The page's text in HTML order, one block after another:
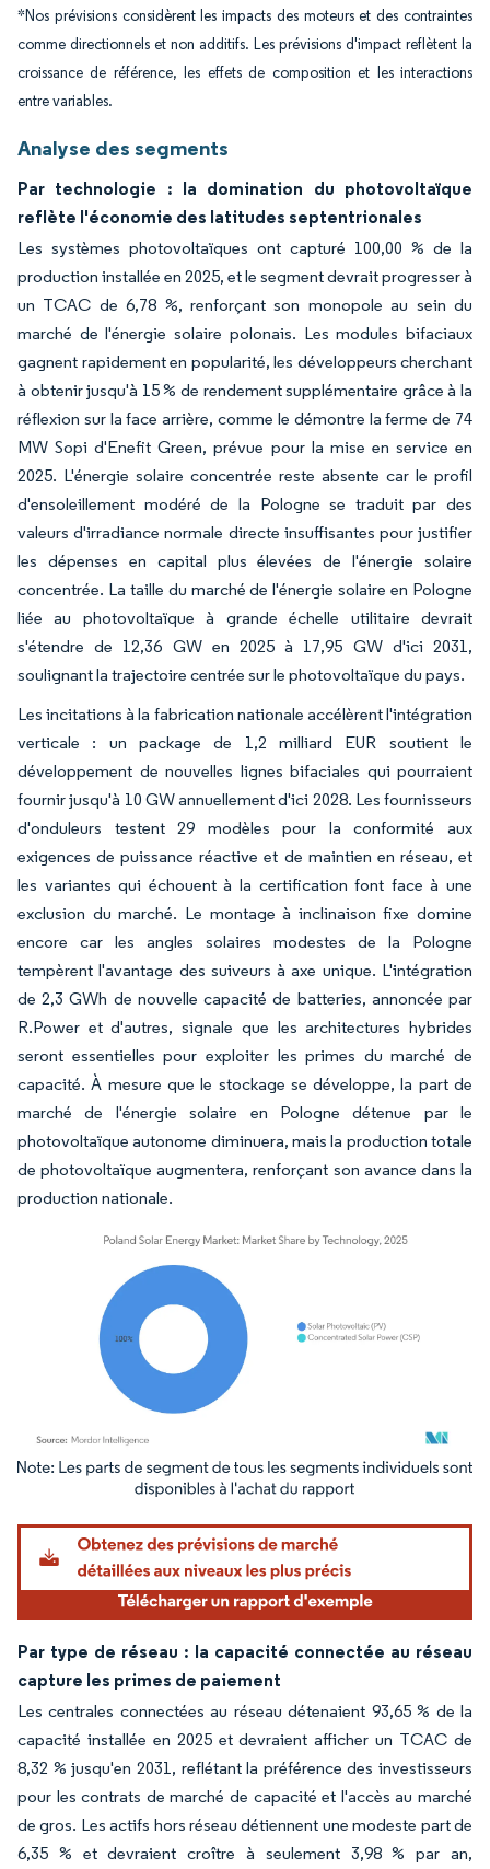
*Nos prévisions considèrent les impacts des moteurs et des contraintes
comme directionnels et non additifs. Les prévisions d'impact reflètent la
croissance de référence, les effets de composition et les interactions
entre variables.
Analyse des segments
Par technologie : la domination du photovoltaïque
reflète l'économie des latitudes septentrionales
Les systèmes photovoltaïques ont capturé 100,00 % de la
production installée en 2025, et le segment devrait progresser à
un TCAC de 6,78 %, renforçant son monopole au sein du
marché de l'énergie solaire polonais. Les modules bifaciaux
gagnent rapidement en popularité, les développeurs cherchant
à obtenir jusqu'à 15 % de rendement supplémentaire grâce à la
réflexion sur la face arrière, comme le démontre la ferme de 74
MW Sopi d'Enefit Green, prévue pour la mise en service en
2025. L'énergie solaire concentrée reste absente car le profil
d'ensoleillement modéré de la Pologne se traduit par des
valeurs d'irradiance normale directe insuffisantes pour justifier
les dépenses en capital plus élevées de l'énergie solaire
concentrée. La taille du marché de l'énergie solaire en Pologne
liée au photovoltaïque à grande échelle utilitaire devrait
s'étendre de 12,36 GW en 2025 à 17,95 GW d'ici 2031,
soulignant la trajectoire centrée sur le photovoltaïque du pays.
Les incitations à la fabrication nationale accélèrent l'intégration
verticale : un package de 1,2 milliard EUR soutient le
développement de nouvelles lignes bifaciales qui pourraient
fournir jusqu'à 10 GW annuellement d'ici 2028. Les fournisseurs
d'onduleurs testent 29 modèles pour la conformité aux
exigences de puissance réactive et de maintien en réseau, et
les variantes qui échouent à la certification font face à une
exclusion du marché. Le montage à inclinaison fixe domine
encore car les angles solaires modestes de la Pologne
tempèrent l'avantage des suiveurs à axe unique. L'intégration
de 2,3 GWh de nouvelle capacité de batteries, annoncée par
R.Power et d'autres, signale que les architectures hybrides
seront essentielles pour exploiter les primes du marché de
capacité. À mesure que le stockage se développe, la part de
marché de l'énergie solaire en Pologne détenue par le
photovoltaïque autonome diminuera, mais la production totale
de photovoltaïque augmentera, renforçant son avance dans la
production nationale.
Image © Mordor Intelligence. La réutilisation nécessite une attribution sous CC BY
Par type de réseau : la capacité connectée au réseau
capture les primes de paiement
Les centrales connectées au réseau détenaient 93,65 % de la
capacité installée en 2025 et devraient afficher un TCAC de
8,32 % jusqu'en 2031, reflétant la préférence des investisseurs
pour les contrats de marché de capacité et l'accès au marché
de gros. Les actifs hors réseau détiennent une modeste part de
6,35 % et devraient croître à seulement 3,98 % par an,